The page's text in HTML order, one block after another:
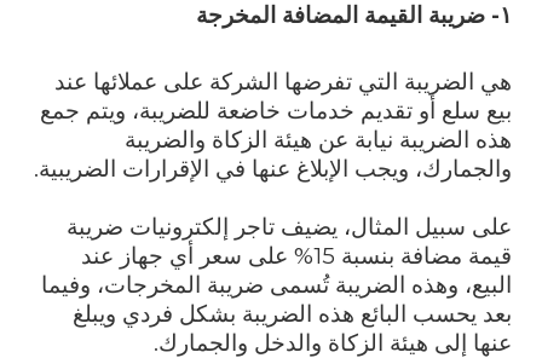
١- ضريبة القيمة المضافة المخرجة
هي الضريبة التي تفرضها الشركة على عملائها عند
بيع سلع أو تقديم خدمات خاضعة للضريبة، ويتم جمع
هذه الضريبة نيابة عن هيئة الزكاة والضريبة
والجمارك، ويجب الإبلاغ عنها في الإقرارات الضريبية.
على سبيل المثال، يضيف تاجر إلكترونيات ضريبة
قيمة مضافة بنسبة 15% على سعر أي جهاز عند
البيع، وهذه الضريبة تُسمى ضريبة المخرجات، وفيما
بعد يحسب البائع هذه الضريبة بشكل فردي ويبلغ
عنها إلى هيئة الزكاة والدخل والجمارك.